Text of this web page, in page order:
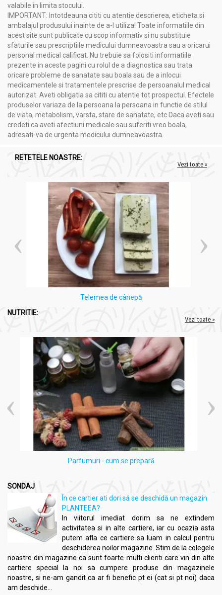
valabile în limita stocului.
IMPORTANT: Intotdeauna cititi cu atentie descrierea, eticheta si
ambalajul produsului inainte de a-l utiliza! Toate informatiile din
acest site sunt publicate cu scop informativ si nu substituie
sfaturile sau prescriptiile medicului dumneavoastra sau a oricarui
personal medical calificat. Nu trebuie sa folositi informatiile
prezente in aceste pagini cu rolul de a diagnostica sau trata
oricare probleme de sanatate sau boala sau de a inlocui
medicamentele si tratamentele prescrise de persoanalul medical
autorizat. Aveti obligatia sa cititi cu atentie tot prospectul. Efectele
produselor variaza de la persoana la persoana in functie de stilul
de viata, metabolism, varsta, stare de sanatate, etc Daca aveti sau
credeti ca aveti afectiuni medicale sau suferiti vreo boala,
adresati-va de urgenta medicului dumneavoastra.
RETETELE NOASTRE:
Vezi toate »
Telemea de cânepă
NUTRITIE:
Vezi toate »
Parfumuri - cum se prepară
SONDAJ
În ce cartier ati dori să se deschidă un magazin
PLANTEEA?
In viitorul imediat dorim sa ne extindem
activitatea si in alte cartiere, iar cu ocazia asta
putem afla ce cartiere sa luam in calcul pentru
deschiderea noilor magazine. Stim de la colegele
noastre din magazine ca sunt foarte multi clienti care vin din alte
cartiere special la noi sa cumpere produse din magazinele
noastre, si ne-am gandit ca ar fi benefic pt ei (cat si pt noi) daca
am deschide...